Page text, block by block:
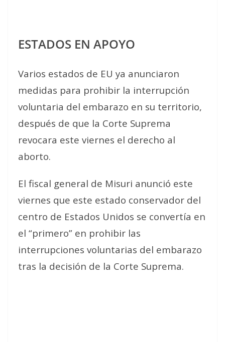
ESTADOS EN APOYO
Varios estados de EU ya anunciaron
medidas para prohibir la interrupción
voluntaria del embarazo en su territorio,
después de que la Corte Suprema
revocara este viernes el derecho al
aborto.
El fiscal general de Misuri anunció este
viernes que este estado conservador del
centro de Estados Unidos se convertía en
el “primero” en prohibir las
interrupciones voluntarias del embarazo
tras la decisión de la Corte Suprema.